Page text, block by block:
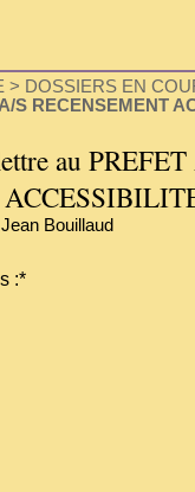
> DOSSIERS EN
S RECENSEMENT
au
Jean Bouillaud
:*